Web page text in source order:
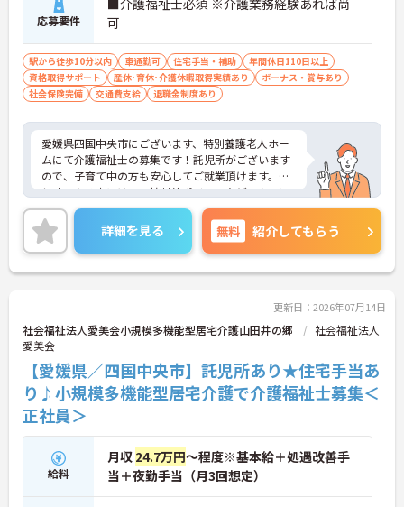
応募要件
■介護福祉士必須 ※介護業務経験あれば尚
可
駅から徒歩10分以内 車通勤可 住宅手当・補助
年間休日110日以上
資格取得サポート
産休･育休･介護休暇取得実績あり
ボーナス・賞与あり
社会保険完備
交通費支給 退職金制度あり
愛媛県四国中央市にございます、特別養護老人ホー
ムにて介護福祉士の募集です！託児所がございます
ので、子育て中の方も安心してご就業頂けます。ご
興味のある方には、面接対策ポイントなど、さらに
詳細をお話しいたしますのでお気軽にご相談くださ
い！
詳細を見る 無料 紹介してもらう
更新日：2026年07月14日
社会福祉法人愛美会小規模多機能型居宅介護山田井の郷
社会福祉法人
愛美会
【愛媛県／四国中央市】託児所あり★住宅手当あ
り♪小規模多機能型居宅介護で介護福祉士募集＜
正社員＞
給料
月収 24.7万円～程度※基本給＋処遇改善手
当＋夜勤手当（月3回想定）